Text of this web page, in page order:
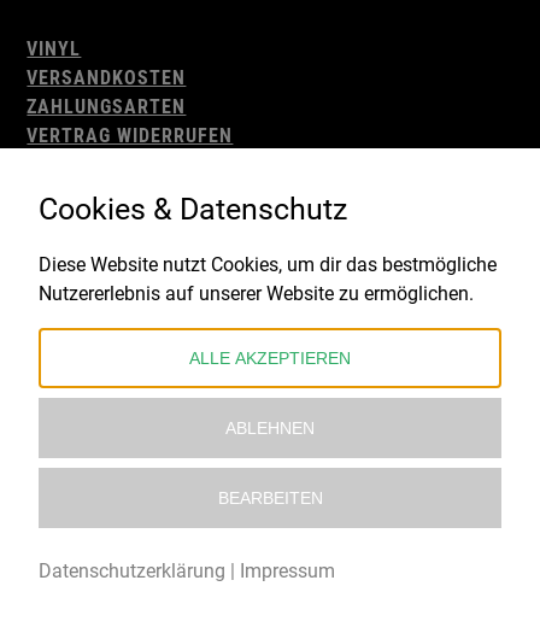
VINYL
VERSANDKOSTEN
ZAHLUNGSARTEN
VERTRAG WIDERRUFEN
WIDERRUFSBELEHRUNG
IMPRESSUM
Gefördert durch:
Cookies & Datenschutz
Diese Website nutzt Cookies, um dir das bestmögliche
Nutzererlebnis auf unserer Website zu ermöglichen.
ALLE AKZEPTIEREN
ABLEHNEN
BEARBEITEN
Datenschutzerklärung | Impressum